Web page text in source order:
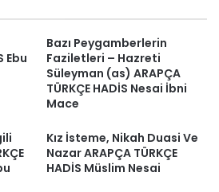
Ebu
Bazı Peygamberlerin
Faziletleri – Hazreti
Süleyman (as) ARAPÇA
TÜRKÇE HADİS Nesai İbni
Mace
Kız İsteme, Nikah Duasi Ve
Nazar ARAPÇA TÜRKÇE
HADİS Müslim Nesai